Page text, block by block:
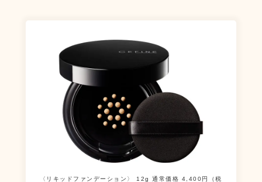
〈リキッドファンデーション〉 12g 通常価格 4,400円（税